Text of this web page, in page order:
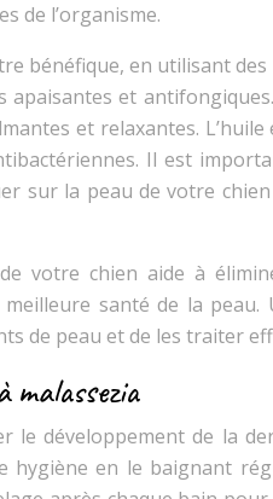
de l’organisme.
bénéfique, en utilisant
et
et relaxantes.
Il est
sur la peau de votre
votre chien aide à
santé de la
de peau et de les traiter
malassezia
le développement de la
en le baignant